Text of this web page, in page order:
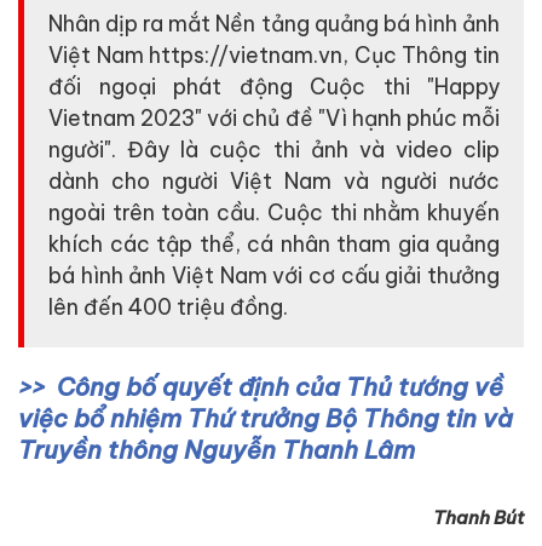
Nhân dịp ra mắt Nền tảng quảng bá hình ảnh
Việt Nam https://vietnam.vn, Cục Thông tin
đối ngoại phát động Cuộc thi "Happy
Vietnam 2023" với chủ đề "Vì hạnh phúc mỗi
người". Đây là cuộc thi ảnh và video clip
dành cho người Việt Nam và người nước
ngoài trên toàn cầu. Cuộc thi nhằm khuyến
khích các tập thể, cá nhân tham gia quảng
bá hình ảnh Việt Nam với cơ cấu giải thưởng
lên đến 400 triệu đồng.
Công bố quyết định của Thủ tướng về
việc bổ nhiệm Thứ trưởng Bộ Thông tin và
Truyền thông Nguyễn Thanh Lâm
Thanh Bút